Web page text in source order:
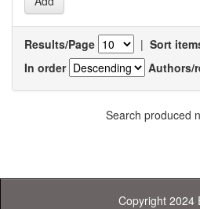
Results/Page | Sort
In order
Authors/
Search produced
Copyright 2024